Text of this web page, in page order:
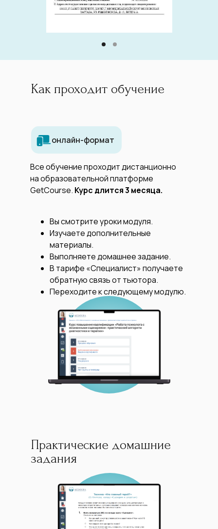
Как проходит обучение
Все обучение проходит дистанционно
на образовательной платформе
GetCourse. Курс длится 3 месяца.
Вы смотрите уроки модуля.
Изучаете дополнительные
материалы.
Выполняете домашнее задание.
В тарифе «Специалист» получаете
обратную связь от тьютора.
Переходите к следующему модулю.
онлайн-формат
Практические домашние
задания